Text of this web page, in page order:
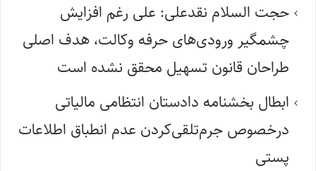
حجت السلام نقدعلی: علی رغم افزایش
چشمگیر ورودی‌های حرفه وکالت، هدف اصلی
طراحان قانون تسهیل محقق نشده است
ابطال بخشنامه دادستان انتظامی مالیاتی
درخصوص جرم‌تلقی‌کردن عدم انطباق اطلاعات
پستی